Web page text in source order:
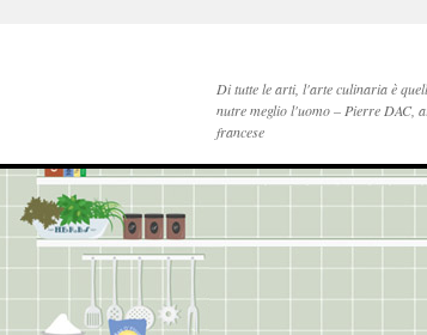
Di tutte le arti, l'arte culinaria è
nutre meglio l'uomo – Pierre DAC,
francese